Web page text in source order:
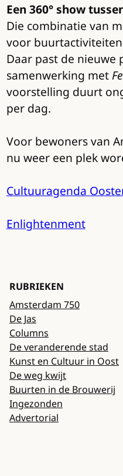
Een 360° show
Die combinatie van
voor
Daar past de nieuwe
samenwerking met
voorstelling duurt
per dag.
Voor bewoners van
nu weer een plek
Cultuuragenda
Enlightenment
RUBRIEKEN
Amsterdam 750
De Jas
Columns
De veranderende stad
Kunst en Cultuur in Oost
De weg kwijt
Buurten in de Brouwerij
Ingezonden
Advertorial